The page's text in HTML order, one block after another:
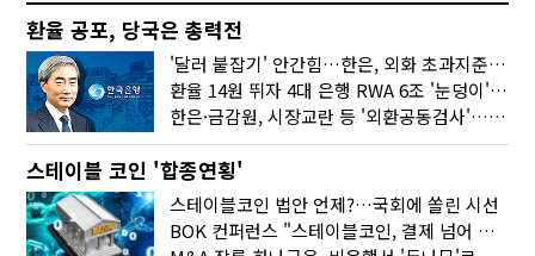
환율 공포, 당국은 총력전
'달러 붙잡기' 안간힘…한은, 외화 초과지준에 이자 6개월 더
환율 14원 뛰자 4대 은행 RWA 6조 '눈덩이'…2배 뛴 2분기는?
한은·금감원, 시장교란 등 '외환공동검사'…환율 급등 전방위 대응
스테이블 코인 '합종연횡'
스테이블코인 법안 언제?…국회에 쏠린 시선
BOK 컨퍼런스 "스테이블코인, 결제 넘어 보험 대출 등 금융 연결 도구"